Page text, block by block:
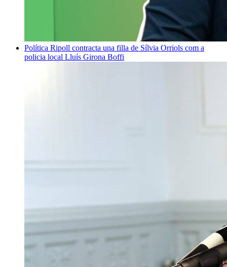
Política Ripoll contracta una filla de Sílvia Orriols com a
policia local Lluís Girona Boffi